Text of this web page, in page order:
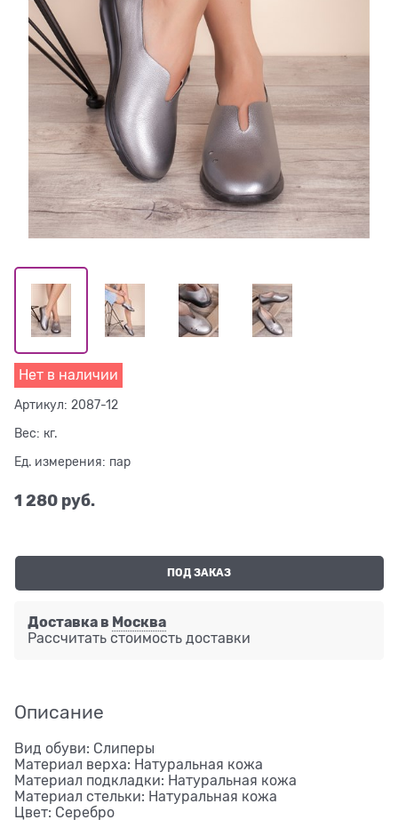
Нет в наличии
Артикул: 2087-12
Вес: кг.
Ед. измерения: пар
1 280 руб.
ПОД ЗАКАЗ
Доставка в Москва
Рассчитать стоимость доставки
Описание
Вид обуви: Слиперы
Материал верха: Натуральная кожа
Материал подкладки: Натуральная кожа
Материал стельки: Натуральная кожа
Цвет: Серебро